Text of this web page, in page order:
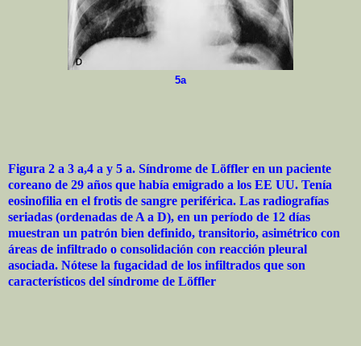
5a
Figura 2 a 3 a,4 a y 5 a. Síndrome de Löffler en un paciente
coreano de 29 años que había emigrado a los EE UU. Tenía
eosinofilia en el frotis de sangre periférica. Las radiografías
seriadas (ordenadas de A a D), en un período de 12 días
muestran un patrón bien definido, transitorio, asimétrico con
áreas de infiltrado o consolidación con reacción pleural
asociada. Nótese la fugacidad de los infiltrados que son
característicos del síndrome de Löffler